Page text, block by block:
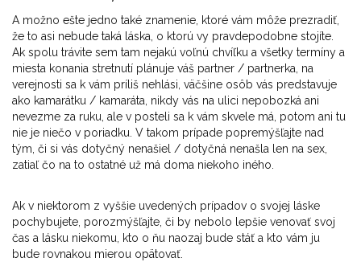
A možno ešte jedno také znamenie, ktoré vám môže prezradiť,
že to asi nebude taká láska, o ktorú vy pravdepodobne stojíte.
Ak spolu trávite sem tam nejakú voľnú chvíľku a všetky termíny a
miesta konania stretnutí plánuje váš partner / partnerka, na
verejnosti sa k vám príliš nehlási, väčšine osôb vás predstavuje
ako kamarátku / kamaráta, nikdy vás na ulici nepobozká ani
nevezme za ruku, ale v posteli sa k vám skvele má, potom ani tu
nie je niečo v poriadku. V takom prípade popremýšľajte nad
tým, či si vás dotyčný nenašiel / dotyčná nenašla len na sex,
zatiaľ čo na to ostatné už má doma niekoho iného.
Ak v niektorom z vyššie uvedených prípadov o svojej láske
pochybujete, porozmýšľajte, či by nebolo lepšie venovať svoj
čas a lásku niekomu, kto o ňu naozaj bude stáť a kto vám ju
bude rovnakou mierou opätovať.